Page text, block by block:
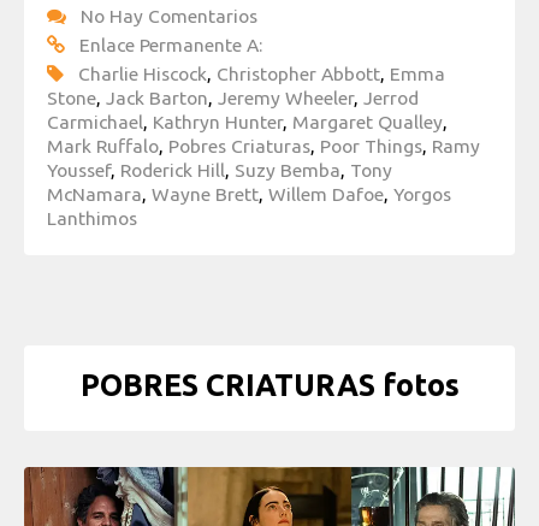
No Hay Comentarios
Enlace Permanente A:
Charlie Hiscock, Christopher Abbott, Emma
Stone, Jack Barton, Jeremy Wheeler, Jerrod
Carmichael, Kathryn Hunter, Margaret Qualley,
Mark Ruffalo, Pobres Criaturas, Poor Things, Ramy
Youssef, Roderick Hill, Suzy Bemba, Tony
McNamara, Wayne Brett, Willem Dafoe, Yorgos
Lanthimos
POBRES CRIATURAS fotos